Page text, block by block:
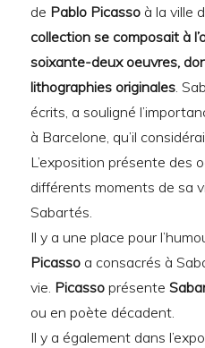
de Pablo Picasso à la ville
collection se composait à
soixante-deux oeuvres,
lithographies originales.
écrits, a souligné
à Barcelone, qu’il
L’exposition présente des
différents moments de sa
Sabartés.
Il y a une place pour
Picasso a consacrés à
vie. Picasso présente
ou en poète décadent.
Il y a également dans